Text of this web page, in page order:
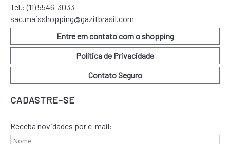
Tel.:(11) 5546-3033
sac.maisshopping@gazitbrasil.com
Entre em contato com o shopping
Política de Privacidade
Contato Seguro
CADASTRE-SE
Receba novidades por e-mail: